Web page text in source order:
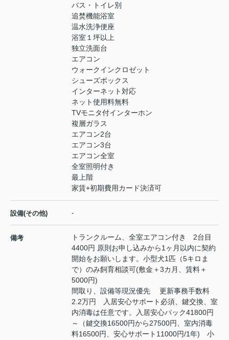
バス・トイレ別
追焚機能浴室
温水洗浄便座
浴室１坪以上
独立洗面台
エアコン
ウォークインクロゼット
シューズボックス
インターネット対応
ネット使用料無料
TVモニタ付インターホン
複層ガラス
エアコン2台
エアコン3台
エアコン全室
全室照明付き
最上階
家賃+初期費用カード決済可
設備(その他) -
備考
トランクルーム、全室エアコン付き 2台目
4400円 原則お申し込みから1ヶ月以内に契約
開始をお願いします。小型犬1匹（5キロま
で）のみ飼育相談可(敷金＋3カ月、賃料＋
5000円)
間取り、設備等現況優先 更新事務手数料
2.2万円 入居安心サポート必須、鍵交換、室
内消毒は任意です。入居安心パック41800円
～（鍵交換16500円から27500円、室内消毒
料16500円、安心サポート11000円/1年) 小